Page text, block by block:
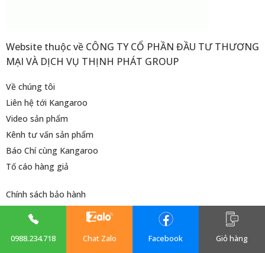
Website thuộc về CÔNG TY CỔ PHẦN ĐẦU TƯ THƯƠNG
MẠI VÀ DỊCH VỤ THỊNH PHÁT GROUP
Về chúng tôi
Liên hệ tới Kangaroo
Video sản phẩm
Kênh tư vấn sản phẩm
Báo Chí cùng Kangaroo
Tố cáo hàng giả
Chính sách bảo hành
Hướng dẫn thanh toán
Chính sách đổi trả
Chính sách vận chuyển và giao nhận
0988.234.718 Chat Zalo Facebook Giỏ hàng